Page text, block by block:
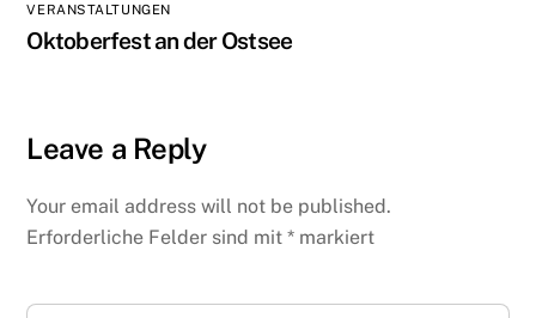
VERANSTALTUNGEN
Oktoberfest an der Ostsee
Leave a Reply
Your email address will not be published.
Erforderliche Felder sind mit* markiert